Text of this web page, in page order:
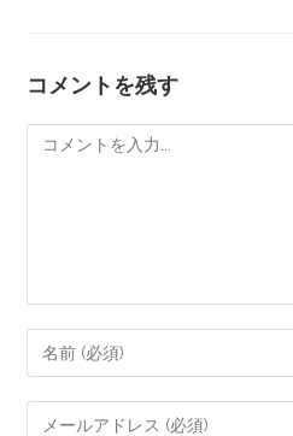
コメントを残す